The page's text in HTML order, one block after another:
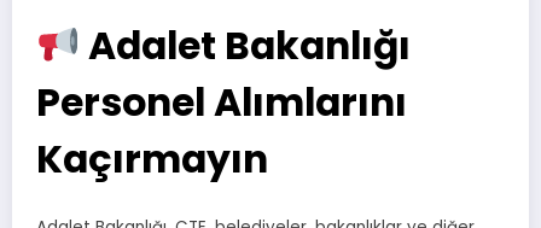
Adalet Bakanlığı
Personel Alımlarını
Kaçırmayın